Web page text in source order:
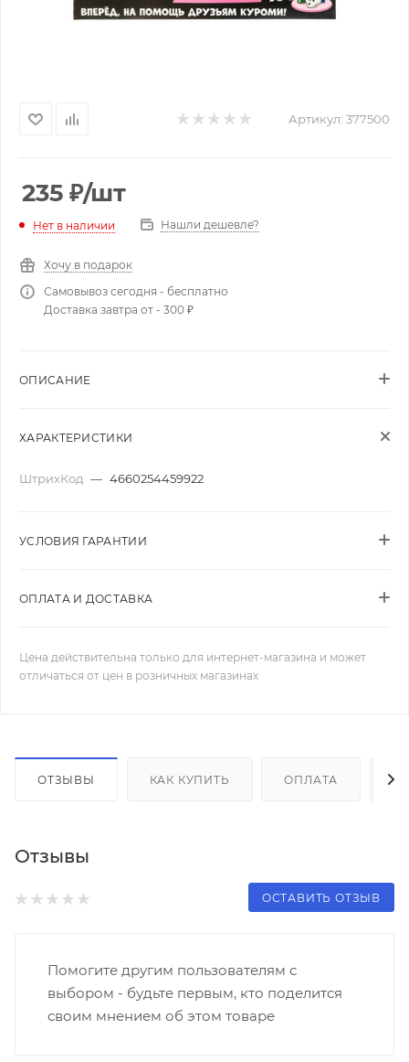
Артикул: 377500
235 ₽/шт
Нет в наличии Нашли дешевле?
Хочу в подарок
Самовывоз сегодня - бесплатно
Доставка завтра от - 300 ₽
ОПИСАНИЕ
ХАРАКТЕРИСТИКИ
ШтрихКод — 4660254459922
УСЛОВИЯ ГАРАНТИИ
ОПЛАТА И ДОСТАВКА
Цена действительна только для интернет-магазина и может
отличаться от цен в розничных магазинах
ОТЗЫВЫ КАК КУПИТЬ ОПЛАТА
Отзывы
ОСТАВИТЬ ОТЗЫВ
Помогите другим пользователям с
выбором - будьте первым, кто поделится
своим мнением об этом товаре